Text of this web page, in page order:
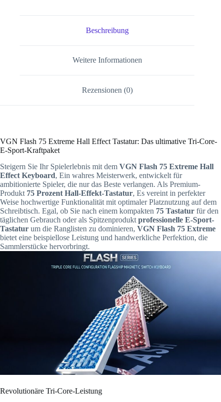
Beschreibung
Weitere Informationen
Rezensionen (0)
VGN Flash 75 Extreme Hall Effect Tastatur: Das ultimative Tri-Core-
E-Sport-Kraftpaket
Steigern Sie Ihr Spielerlebnis mit dem VGN Flash 75 Extreme Hall
Effect Keyboard, Ein wahres Meisterwerk, entwickelt für
ambitionierte Spieler, die nur das Beste verlangen. Als Premium-
Produkt 75 Prozent Hall-Effekt-Tastatur, Es vereint in perfekter
Weise hochwertige Funktionalität mit optimaler Platznutzung auf dem
Schreibtisch. Egal, ob Sie nach einem kompakten 75 Tastatur für den
täglichen Gebrauch oder als Spitzenprodukt professionelle E-Sport-
Tastatur um die Ranglisten zu dominieren, VGN Flash 75 Extreme
bietet eine beispiellose Leistung und handwerkliche Perfektion, die
Sammlerstücke hervorbringt.
Revolutionäre Tri-Core-Leistung